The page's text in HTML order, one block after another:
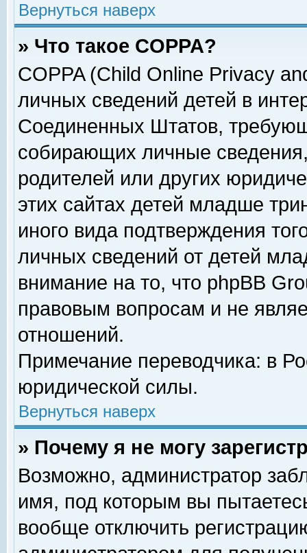
Вернуться наверх
» Что такое COPPA?
COPPA (Child Online Privacy
личных сведений детей в
Соединенных Штатов,
собирающих личные
родителей или других
этих сайтах детей младше
иного вида подтверждения
личных сведений от детей
внимание на то, что phpBB
правовым вопросам и не
отношений.
Примечание переводчика: в
юридической силы.
Вернуться наверх
» Почему я не могу
Возможно, администратор
имя, под которым вы
вообще отключить